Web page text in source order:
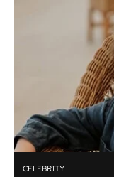
CELEBRITY